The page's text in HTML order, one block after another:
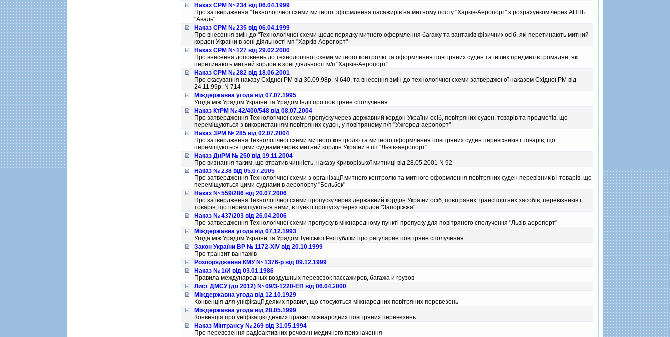
Наказ СРМ № 234 від 06.04.1999
Про затвердження "Технологiчної схеми митного оформлення пасажирiв на митному посту "Харкiв-Аеропорт" з розрахунком через АППБ
"Аваль"
Наказ СРМ № 235 від 06.04.1999
Про внесення змiн до "Технологiчної схеми щодо порядку митного оформлення багажу та вантажiв фiзичних осiб, якi перетинають митний
кордон України в зонi дiяльностi мп "Харкiв-Аеропорт"
Наказ СРМ № 127 від 29.02.2000
Про внесення доповнень до технологiчної схеми митного контролю та оформлення повiтряних суден та iнших предметiв громадян, якi
перетинають митний кордон в зонi дiяльностi м/п "Харкiв-Аеропорт"
Наказ СРМ № 282 від 18.06.2001
Про скасування наказу Східної РМ від 30.09.98р. N 640, та внесення змін до технологічної схеми затвердженої наказом Східної РМ від
24.11.99р. N 714
Міждержавна угода від 07.07.1995
Угода мiж Урядом України та Урядом Iндiї про повiтряне сполучення
Наказ КтРМ № 42/400/548 від 08.07.2004
Про затвердження Технологiчної схеми пропуску через державний кордон України осiб, повiтряних суден, товарiв та предметiв, що
перемiщуються з використанням повiтряних суден, у повiтряному п/п "Ужгород-аеропорт"
Наказ ЗРМ № 285 від 02.07.2004
Про затвердження Технологiчної схеми митного контролю та митного оформлення повiтряних суден перевiзникiв i товарiв, що
перемiщуються цими суднами через митний кордон України в пп "Львiв-аеропорт"
Наказ ДнРМ № 250 від 19.11.2004
Про визнання таким, що втратив чиннiсть, наказу Криворiзької митницi вiд 28.05.2001 N 92
Наказ № 238 від 05.07.2005
Про затвердження Технологiчної схеми з органiзацiї митного контролю та митного оформлення повiтряних суден перевiзникiв i товарiв, що
перемiщуються цими суднами в аеропорту "Бельбек"
Наказ № 559/286 від 20.07.2006
Про затвердження Технологiчної схеми пропуску через державний кордон України осiб, повiтряних транспортних засобiв, перевiзникiв i
товарiв, що перемiщуються ними, в пунктi пропуску через кордон "Запорiжжя"
Наказ № 437/203 від 26.04.2006
Про затвердження Технологiчної схеми пропуску в мiжнародному пунктi пропуску для повiтряного сполучення "Львiв-аеропорт"
Міждержавна угода від 07.12.1993
Угода мiж Урядом України та Урядом Тунiської Республiки про регулярне повiтряне сполучення
Закон України ВР № 1172-XIV від 20.10.1999
Про транзит вантажiв
Розпорядження КМУ № 1376-р від 09.12.1999
Наказ № 1/И від 03.01.1986
Правила международных воздушных перевозок пассажиров, багажа и грузов
Лист ДМСУ (до 2012) № 09/3-1220-ЕП від 06.04.2000
Міждержавна угода від 12.10.1929
Конвенцiя для уніфікації деяких правил, що стосуються міжнародних повітряних перевезень
Міждержавна угода від 28.05.1999
Конвенцiя про унiфiкацiю деяких правил мiжнародних повiтряних перевезень
Наказ Мінтрансу № 269 від 31.05.1994
Про перевезення радiоактивних речовин медичного призначення